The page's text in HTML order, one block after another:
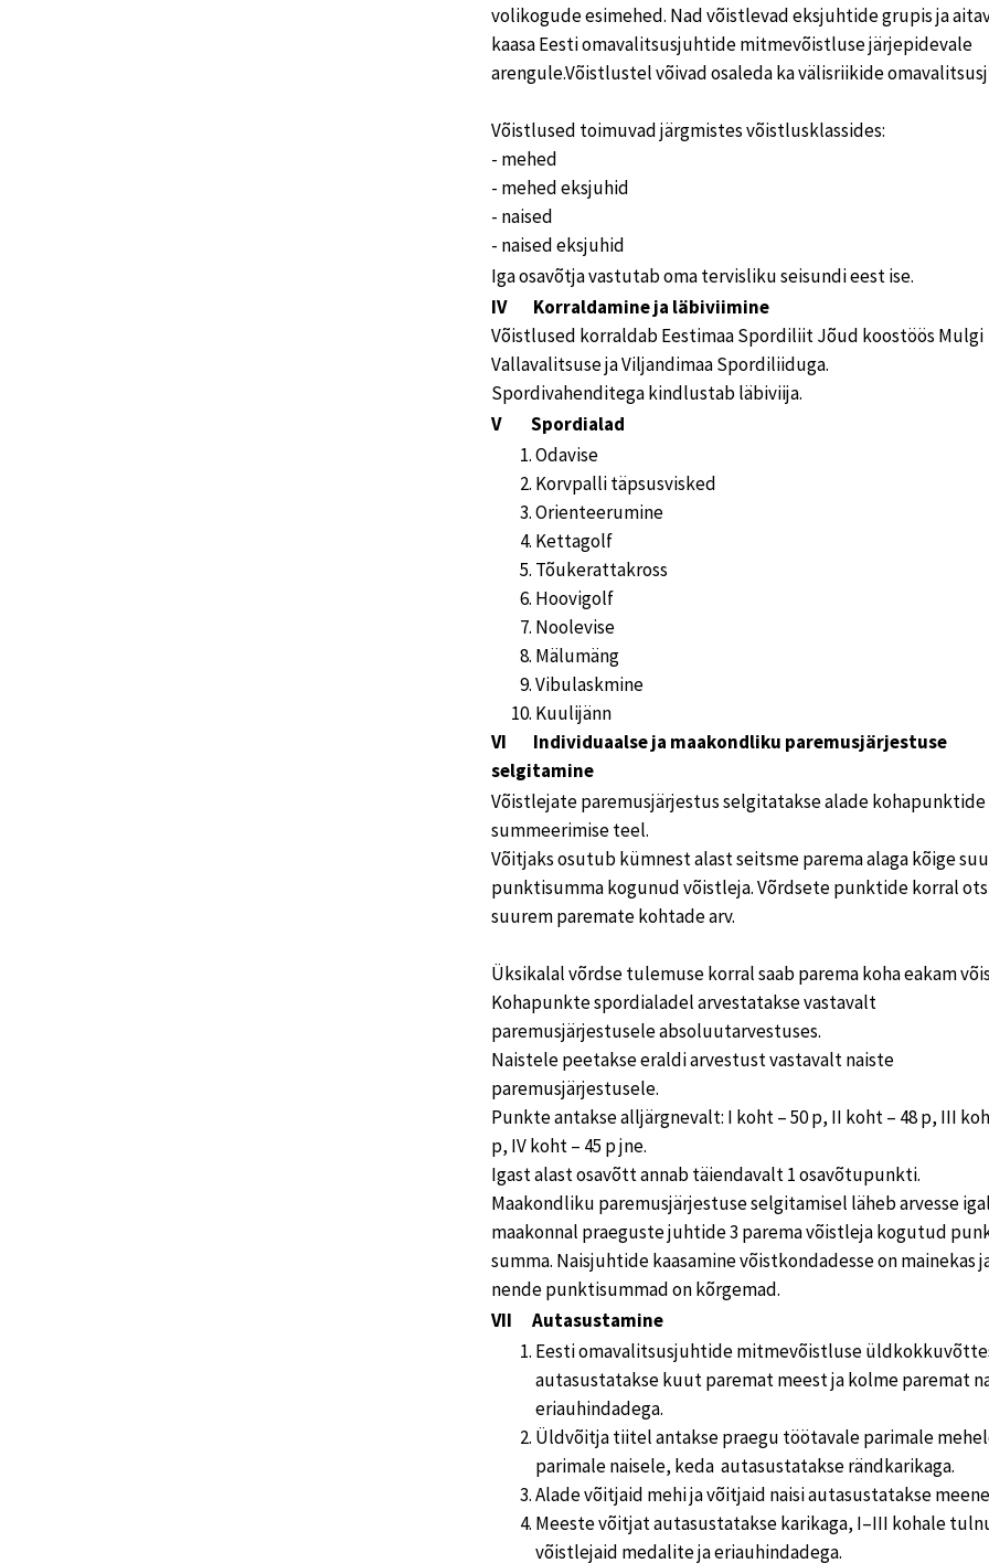
volikogude esimehed. Nad võistlevad eksjuhtide grupis ja
kaasa Eesti omavalitsusjuhtide mitmevõistluse järjepidevale
arengule.Võistlustel võivad osaleda ka välisriikide
Võistlused toimuvad järgmistes võistlusklassides:
- mehed
- mehed eksjuhid
- naised
- naised eksjuhid
Iga osavõtja vastutab oma tervisliku seisundi eest ise.
IV Korraldamine ja läbiviimine
Võistlused korraldab Eestimaa Spordiliit Jõud koostöös Mulgi
Vallavalitsuse ja Viljandimaa Spordiliiduga.
Spordivahenditega kindlustab läbiviija.
V Spordialad
Odavise
Korvpalli täpsusvisked
Orienteerumine
Kettagolf
Tõukerattakross
Hoovigolf
Noolevise
Mälumäng
Vibulaskmine
Kuulijänn
VI Individuaalse ja maakondliku paremusjärjestuse
selgitamine
Võistlejate paremusjärjestus selgitatakse alade kohapunktide
summeerimise teel.
Võitjaks osutub kümnest alast seitsme parema alaga kõige
punktisumma kogunud võistleja. Võrdsete punktide korral
suurem paremate kohtade arv.
Üksikalal võrdse tulemuse korral saab parema koha eakam
Kohapunkte spordialadel arvestatakse vastavalt
paremusjärjestusele absoluutarvestuses.
Naistele peetakse eraldi arvestust vastavalt naiste
paremusjärjestusele.
Punkte antakse alljärgnevalt: I koht – 50 p, II koht – 48 p, III
p, IV koht – 45 p jne.
Igast alast osavõtt annab täiendavalt 1 osavõtupunkti.
Maakondliku paremusjärjestuse selgitamisel läheb arvesse igal
maakonnal praeguste juhtide 3 parema võistleja kogutud
summa. Naisjuhtide kaasamine võistkondadesse on mainekas
nende punktisummad on kõrgemad.
VII Autasustamine
Eesti omavalitsusjuhtide mitmevõistluse
autasustatakse kuut paremat meest ja kolme paremat
eriauhindadega.
Üldvõitja tiitel antakse praegu töötavale parimale
parimale naisele, keda autasustatakse rändkarikaga.
Alade võitjaid mehi ja võitjaid naisi autasustatakse
Meeste võitjat autasustatakse karikaga, I–III kohale
võistlejaid medalite ja eriauhindadega.